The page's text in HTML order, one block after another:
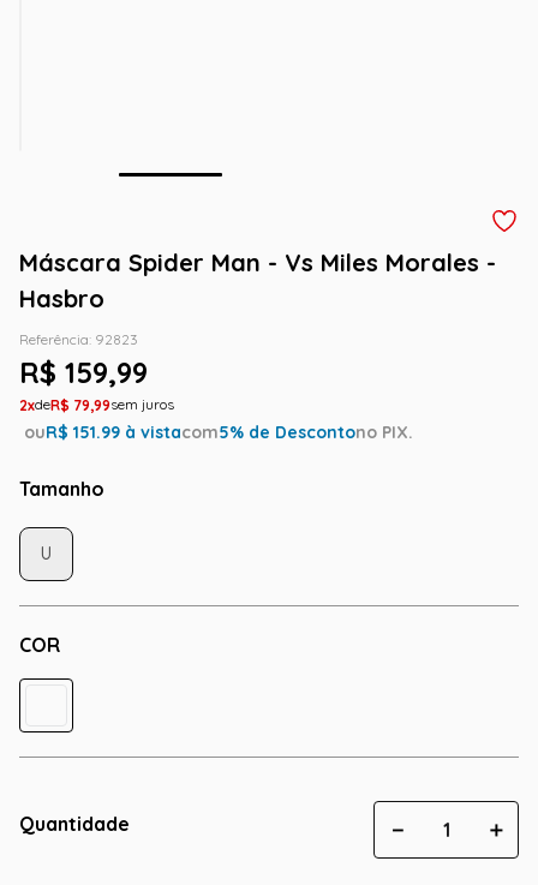
Máscara Spider Man - Vs Miles Morales -
Hasbro
Referência: 92823
R$ 159,99
2 R$ 79,99
ouR$ 151.99 à vistacom5% de Descontono PIX.
Tamanho
COR
U
Quantidade ＋
－